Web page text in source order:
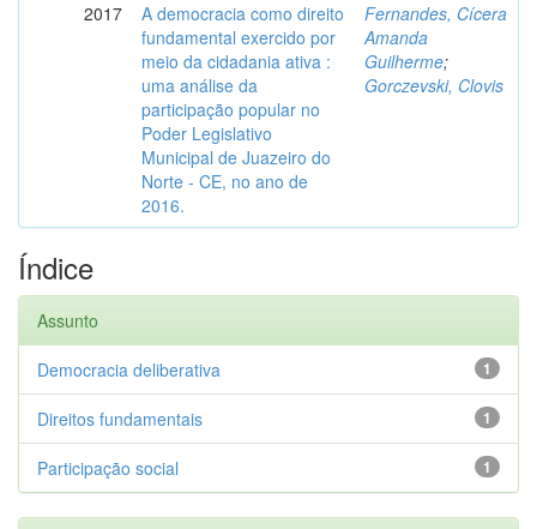
2017
A democracia como direito
fundamental exercido por
meio da cidadania ativa :
uma análise da
participação popular no
Poder Legislativo
Municipal de Juazeiro do
Norte - CE, no ano de
2016.
Fernandes, Cícera
Amanda
Guilherme;
Gorczevski, Clovis
Índice
Assunto
1
Democracia deliberativa
1
Direitos fundamentais
1
Participação social